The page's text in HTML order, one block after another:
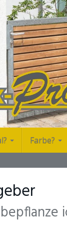
Farbe?